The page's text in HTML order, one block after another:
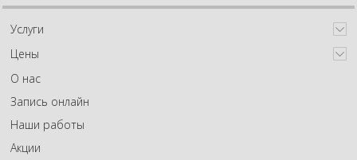
Услуги
Цены
О нас
Запись онлайн
Наши работы
Акции